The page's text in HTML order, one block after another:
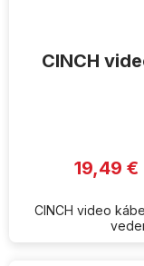
CINCH
19,49 €
CINCH video